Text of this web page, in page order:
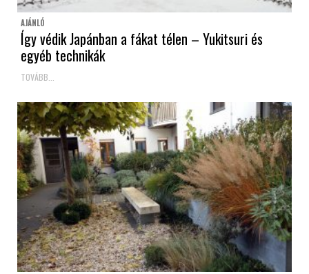
AJÁNLÓ
Így védik Japánban a fákat télen – Yukitsuri és
egyéb technikák
TOVÁBB...